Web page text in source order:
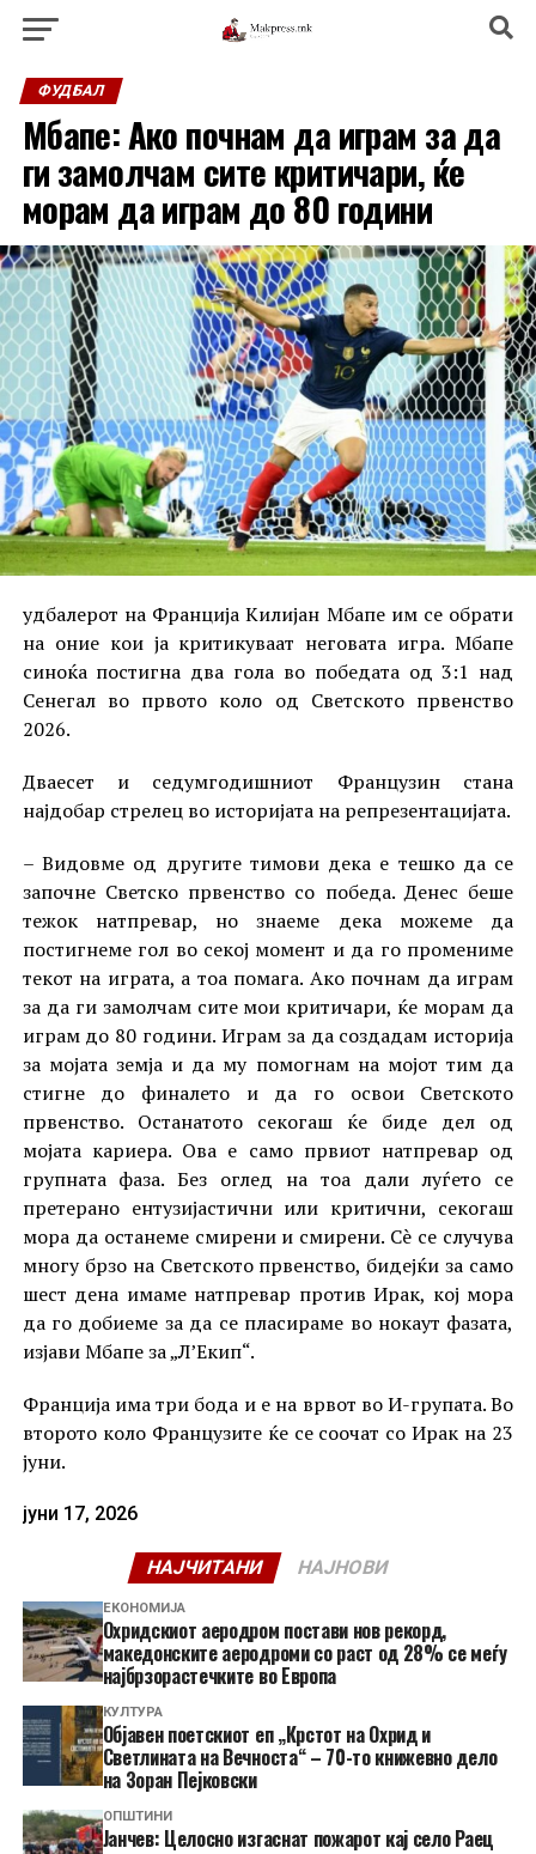
ФУДБАЛ
Мбапе: Ако почнам да играм за да
ги замолчам сите критичари, ќе
морам да играм до 80 години
удбалерот на Франција Килијан Мбапе им се обрати
на оние кои ја критикуваат неговата игра. Мбапе
синоќа постигна два гола во победата од 3:1 над
Сенегал во првото коло од Светското првенство
2026.
Дваесет и седумгодишниот Французин стана
најдобар стрелец во историјата на репрезентацијата.
– Видовме од другите тимови дека е тешко да се
започне Светско првенство со победа. Денес беше
тежок натпревар, но знаеме дека можеме да
постигнеме гол во секој момент и да го промениме
текот на играта, а тоа помага. Ако почнам да играм
за да ги замолчам сите мои критичари, ќе морам да
играм до 80 години. Играм за да создадам историја
за мојата земја и да му помогнам на мојот тим да
стигне до финалето и да го освои Светското
првенство. Останатото секогаш ќе биде дел од
мојата кариера. Ова е само првиот натпревар од
групната фаза. Без оглед на тоа дали луѓето се
претерано ентузијастични или критични, секогаш
мора да останеме смирени и смирени. Сè се случува
многу брзо на Светското првенство, бидејќи за само
шест дена имаме натпревар против Ирак, кој мора
да го добиеме за да се пласираме во нокаут фазата,
изјави Мбапе за „Л’Екип“.
Франција има три бода и е на врвот во И-групата. Во
второто коло Французите ќе се соочат со Ирак на 23
јуни.
јуни 17, 2026
НАЈЧИТАНИ НАЈНОВИ
ЕКОНОМИЈА
Охридскиот аеродром постави нов рекорд,
македонските аеродроми со раст од 28% се меѓу
најбрзорастечките во Европа
КУЛТУРА
Објавен поетскиот еп „Крстот на Охрид и
Светлината на Вечноста“ – 70-то книжевно дело
на Зоран Пејковски
ОПШТИНИ
Јанчев: Целосно изгаснат пожарот кај село Раец